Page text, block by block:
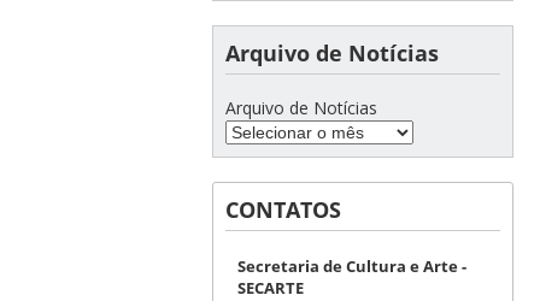
Arquivo de Notícias
Arquivo de Notícias
CONTATOS
Secretaria de Cultura e Arte -
SECARTE